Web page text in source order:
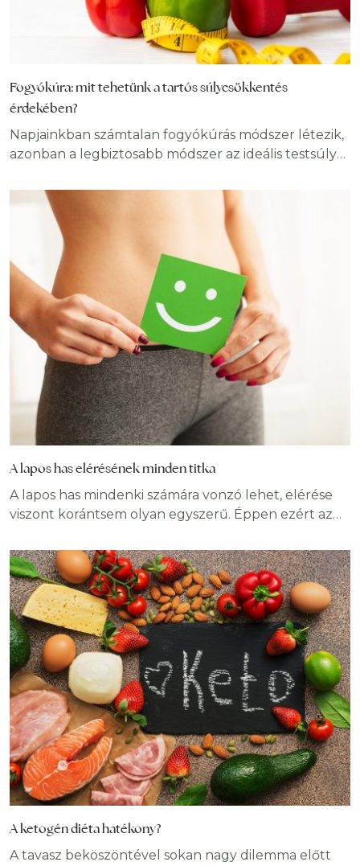
Fogyókúra: mit tehetünk a tartós súlycsökkentés
érdekében?
Napjainkban számtalan fogyókúrás módszer létezik,
azonban a legbiztosabb módszer az ideális testsúly
egészséges életmód manapság egyre fontosabbá
válik az emberek számára, hiszen ez a kulcsa egy
hosszú és felhőtlen életnek. A fogyókúrás
módszerekről általánosan A fogyókúra és az
egészséges életmód fogalmak kéz a kézben járnak,
hiszen az emberek nagy
A lapos has elérésének minden titka
A lapos has mindenki számára vonzó lehet, elérése
viszont korántsem olyan egyszerű. Éppen ezért az
amelyek sokkal könnyebbé teszik a kívánt álomalak
megvalósítását. Melyik nő ne vágyna arra, hogy olyan
szűk ruhákat vehessen fel, amelyek kiemelik karcsú
alakját? Ennek sok esetben a lapos hiánya szab
gátat, aminek elérése nem
A ketogén diéta hatékony?
A tavasz beköszöntével sokan nagy dilemma előtt